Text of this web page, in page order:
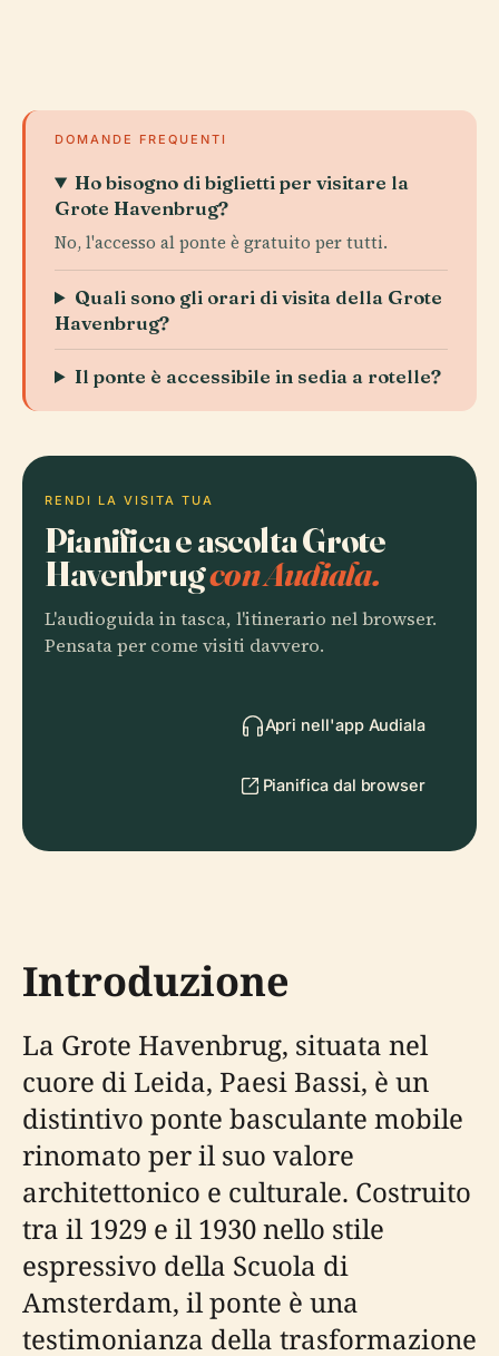
DOMANDE FREQUENTI
Ho bisogno di biglietti per visitare la
Grote Havenbrug?
No, l'accesso al ponte è gratuito per tutti.
Quali sono gli orari di visita della Grote
Havenbrug?
Il ponte è accessibile in sedia a rotelle?
RENDI LA VISITA TUA
Pianifica e ascolta Grote
Havenbrugcon Audiala.
L'audioguida in tasca, l'itinerario nel browser.
Pensata per come visiti davvero.
Apri nell'app Audiala
Pianifica dal browser
Introduzione
La Grote Havenbrug, situata nel
cuore di Leida, Paesi Bassi, è un
distintivo ponte basculante mobile
rinomato per il suo valore
architettonico e culturale. Costruito
tra il 1929 e il 1930 nello stile
espressivo della Scuola di
Amsterdam, il ponte è una
testimonianza della trasformazione